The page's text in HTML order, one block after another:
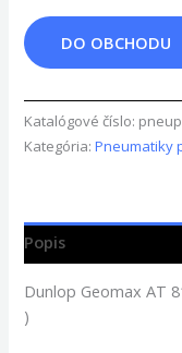
DO OBCHODU
Katalógové číslo:
Kategória:Pneumatiky
Popis
Dunlop Geomax AT
)